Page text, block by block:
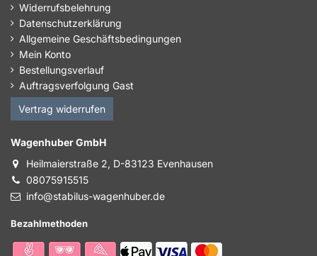
Widerrufsbelehrung
Datenschutzerklärung
Allgemeine Geschäftsbedingungen
Mein Konto
Bestellungsverlauf
Auftragsverfolgung Gast
Vertrag widerrufen
Wagenhuber GmbH
Heilmaierstraße 2, D-83123 Evenhausen
08075915515
info@stabilus-wagenhuber.de
Bezahlmethoden